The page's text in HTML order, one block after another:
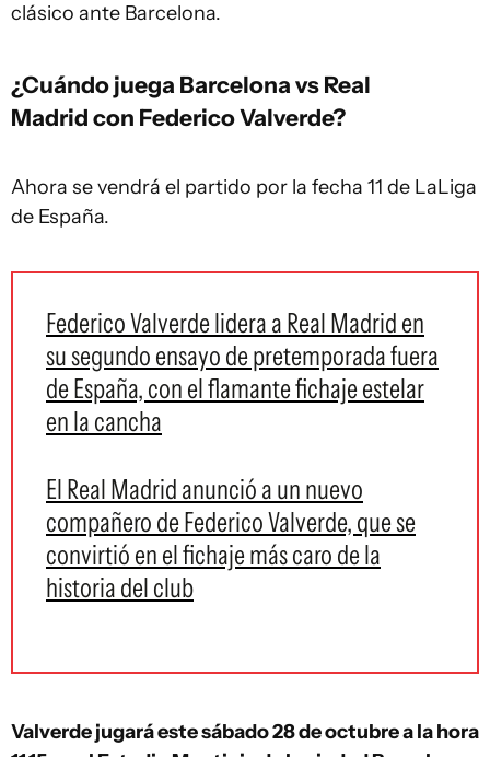
clásico ante Barcelona.
¿Cuándo juega Barcelona vs Real
Madrid con Federico Valverde?
Ahora se vendrá el partido por la fecha 11 de LaLiga
de España.
Federico Valverde lidera a Real Madrid en
su segundo ensayo de pretemporada fuera
de España, con el flamante fichaje estelar
en la cancha
El Real Madrid anunció a un nuevo
compañero de Federico Valverde, que se
convirtió en el fichaje más caro de la
historia del club
Valverde jugará este sábado 28 de octubre a la hora